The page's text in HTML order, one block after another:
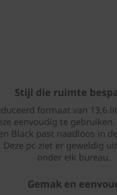
Stijl die ruimte
formaat van 13,6
eenvoudig te
Black past naadloos in
pc ziet er geweldig
onder elk bureau.
Gemak en